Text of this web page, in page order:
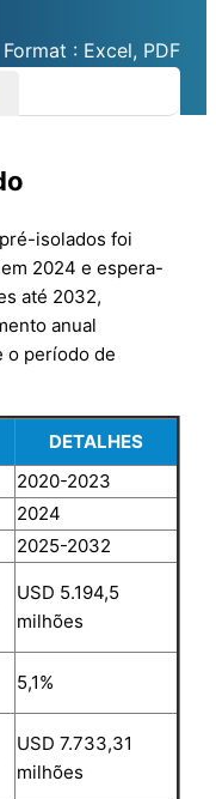
: Excel, PDF
isolados foi
2024 e espera-
até 2032,
anual
o período de
DETALHES
2020-2023
2024
2025-2032
USD 5.194,5
milhões
5,1%
USD 7.733,31
milhões